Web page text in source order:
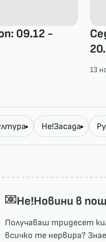
09.12 -
13
Не!Засада
He!Новини в
Получаваш тридесет
всичко те нервира?